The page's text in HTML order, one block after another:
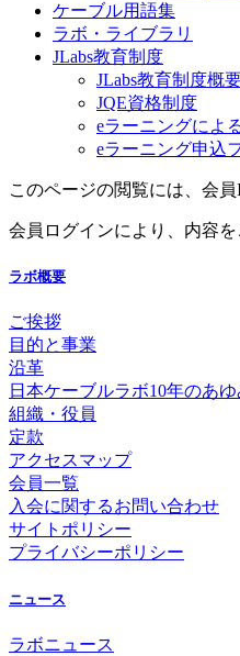
ケーブル用語集
ラボ・ライブラリ
JLabs教育制度
JLabs教育制度概
JQE資格制度
eラーニングによ
eラーニング申込
このページの閲覧には、会
会員ログインにより、内容を
ラボ概要
ご挨拶
目的と事業
沿革
日本ケーブルラボ10年のあゆ
組織・役員
定款
アクセスマップ
会員一覧
入会に関するお問い合わせ
サイトポリシー
プライバシーポリシー
ニュース
ラボニュース